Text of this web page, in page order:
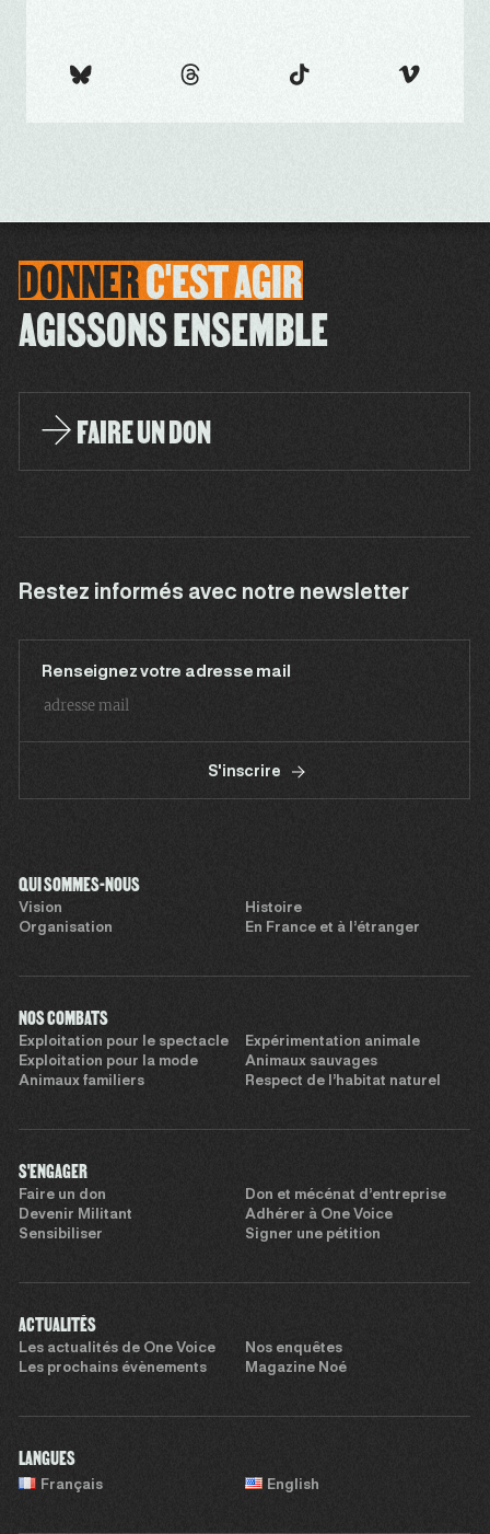
DONNERC'ESTAGIR
AGISSONS ENSEMBLE
FAIRE UN DON
Restez informés avec notre newsletter
Renseignez votre adresse mail
S'inscrire
QUI SOMMES-NOUS
Vision
Histoire
Organisation
En France et à l’étranger
NOS COMBATS
Exploitation pour le spectacle
Expérimentation animale
Exploitation pour la mode
Animaux sauvages
Animaux familiers
Respect de l’habitat naturel
S'ENGAGER
Faire un don
Don et mécénat d’entreprise
Devenir Militant
Adhérer à One Voice
Sensibiliser
Signer une pétition
ACTUALITÉS
Les actualités de One Voice
Nos enquêtes
Les prochains évènements
Magazine Noé
LANGUES
Français English